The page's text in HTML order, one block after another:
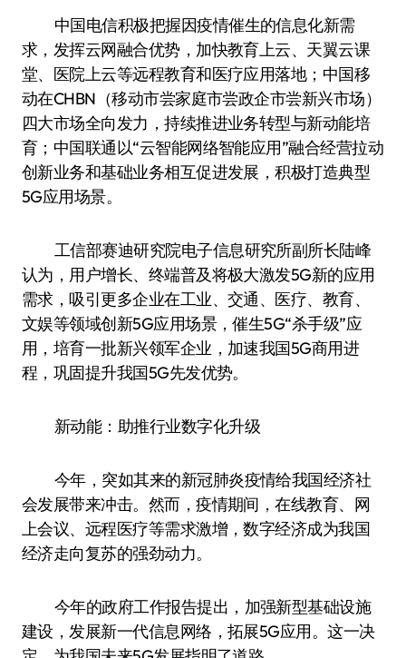
中国电信积极把握因疫情催生的信息化新需
求，发挥云网融合优势，加快教育上云、天翼云课
堂、医院上云等远程教育和医疗应用落地；中国移
动在CHBN（移动市尝家庭市尝政企市尝新兴市场）
四大市场全向发力，持续推进业务转型与新动能培
育；中国联通以“云智能网络智能应用”融合经营拉动
创新业务和基础业务相互促进发展，积极打造典型
5G应用场景。
工信部赛迪研究院电子信息研究所副所长陆峰
认为，用户增长、终端普及将极大激发5G新的应用
需求，吸引更多企业在工业、交通、医疗、教育、
文娱等领域创新5G应用场景，催生5G“杀手级”应
用，培育一批新兴领军企业，加速我国5G商用进
程，巩固提升我国5G先发优势。
新动能：助推行业数字化升级
今年，突如其来的新冠肺炎疫情给我国经济社
会发展带来冲击。然而，疫情期间，在线教育、网
上会议、远程医疗等需求激增，数字经济成为我国
经济走向复苏的强劲动力。
今年的政府工作报告提出，加强新型基础设施
建设，发展新一代信息网络，拓展5G应用。这一决